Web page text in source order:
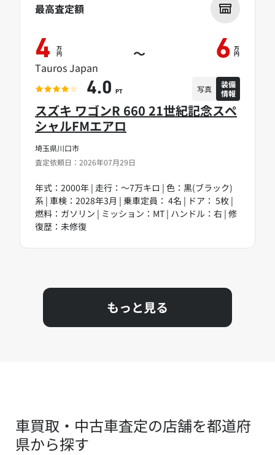
埼玉県川口市
査定依頼日：2026年07月29日
スズキ ワゴンR 660 21世紀記念スペ
シャルFMエアロ
年式：2000年 | 走行：～7万キロ | 色：黒(ブラック)
系 | 車検：2028年3月 | 乗車定員： 4名 | ドア： 5枚 |
燃料：ガソリン | ミッション：MT | ハンドル：右 | 修
復歴：未修復
最高査定額
4 万
円 ～ 6 万
円
Tauros Japan
4.0 PT 写真
装備
情報
もっと見る
車買取・中古車査定の店舗を都道府
県から探す